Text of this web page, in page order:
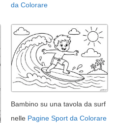
da Colorare
Bambino su una tavola da surf
nelle Pagine Sport da Colorare